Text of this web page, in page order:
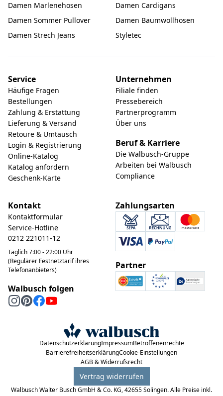
Damen Marlenehosen
Damen Cardigans
Damen Sommer Pullover
Damen Baumwollhosen
Damen Strech Jeans
Styletec
Service
Häufige Fragen
Bestellungen
Zahlung & Erstattung
Lieferung & Versand
Retoure & Umtausch
Login & Registrierung
Online-Katalog
Katalog anfordern
Geschenk-Karte
Unternehmen
Filiale finden
Pressebereich
Partnerprogramm
Über uns
Beruf & Karriere
Die Walbusch-Gruppe
Arbeiten bei Walbusch
Compliance
Kontakt
Kontaktformular
Service-Hotline
0212 221011-12
Täglich 7:00 - 22:00 Uhr
(Regulärer Festnetztarif ihres
Telefonanbieters)
Walbusch folgen
Zahlungsarten
Partner
DatenschutzerklärungImpressumBetroffenenrechte
BarrierefreiheitserklärungCookie-Einstellungen
AGB & Widerrufsrecht
Vertrag widerrufen
Walbusch Walter Busch GmbH & Co. KG, 42655 Solingen. Alle Preise inkl.